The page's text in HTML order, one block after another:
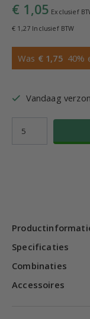
€ 1,05 Exclusief
€ 1,27 Inclusief BTW
Was € 1,7540%
Vandaag
Specificaties
Combinaties
Accessoires